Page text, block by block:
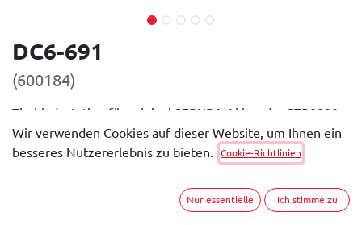
DC6-691
(600184)
Tischladestation für original SEPURA Akkus der STP8000
und STP9000er Serie
Die Tischladestationen gibt es in verschiedenen
Ausführungen. Es können bis zu sechs Ladeschächte (auch
Wir verwenden Cookies auf dieser Website, um Ihnen ein
besseres Nutzererlebnis zu bieten.
Cookie-Richtlinien
Nur essentielle Ich stimme zu